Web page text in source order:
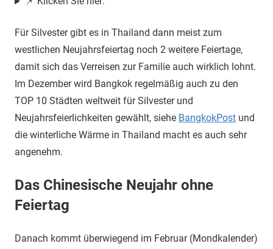
Für Silvester gibt es in Thailand dann meist zum
westlichen Neujahrsfeiertag noch 2 weitere Feiertage,
damit sich das Verreisen zur Familie auch wirklich lohnt.
Im Dezember wird Bangkok regelmäßig auch zu den
TOP 10 Städten weltweit für Silvester und
Neujahrsfeierlichkeiten gewählt, siehe BangkokPost und
die winterliche Wärme in Thailand macht es auch sehr
angenehm.
Das Chinesische Neujahr ohne
Feiertag
Danach kommt überwiegend im Februar (Mondkalender)